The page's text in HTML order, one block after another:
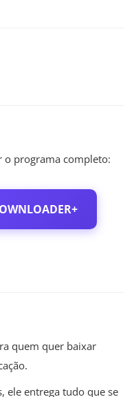
o programa completo:
quem quer baixar
ele entrega tudo que se